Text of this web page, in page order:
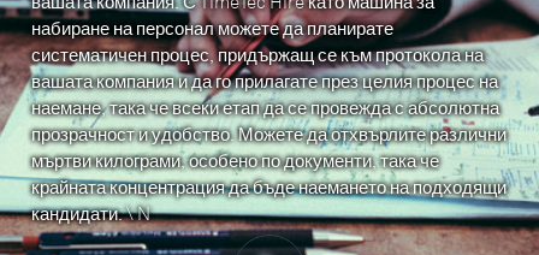
набиране на персонал можете да планирате
систематичен процес, придържащ се към протокола на
вашата компания и да го прилагате през целия процес на
наемане, така че всеки етап да се провежда с абсолютна
прозрачност и удобство. Можете да отхвърлите различни
мъртви килограми, особено по документи, така че
крайната концентрация да бъде наемането на подходящи
кандидати. \ N